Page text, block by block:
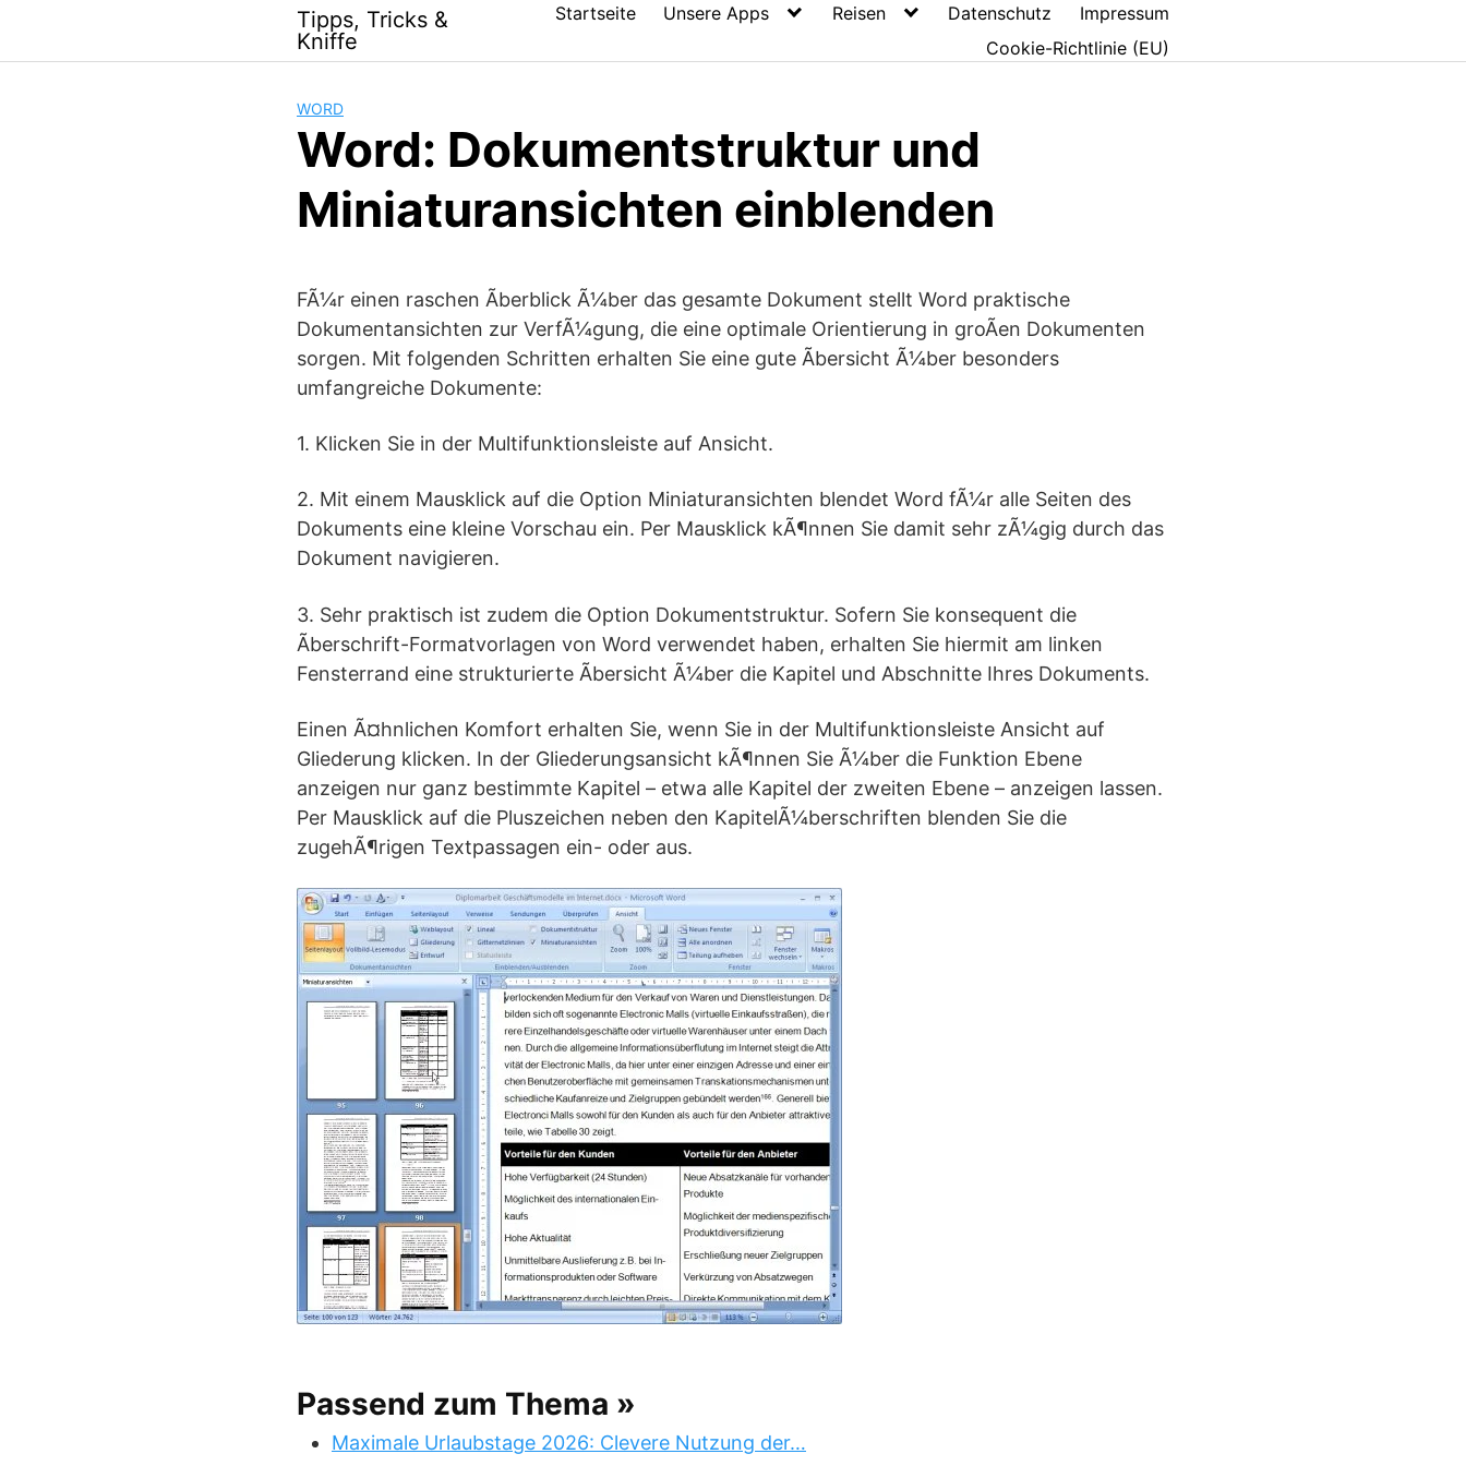
content
Tipps, Tricks &
Kniffe
Startseite Unsere Apps Reisen Datenschutz
Impressum
Cookie-Richtlinie (EU)
WORD
Word: Dokumentstruktur und
Miniaturansichten einblenden
FÃ¼r einen raschen Ãberblick Ã¼ber das gesamte Dokument stellt Word praktische
Dokumentansichten zur VerfÃ¼gung, die eine optimale Orientierung in groÃen Dokumenten
sorgen. Mit folgenden Schritten erhalten Sie eine gute Ãbersicht Ã¼ber besonders
umfangreiche Dokumente:
1. Klicken Sie in der Multifunktionsleiste auf Ansicht.
2. Mit einem Mausklick auf die Option Miniaturansichten blendet Word fÃ¼r alle Seiten des
Dokuments eine kleine Vorschau ein. Per Mausklick kÃ¶nnen Sie damit sehr zÃ¼gig durch das
Dokument navigieren.
3. Sehr praktisch ist zudem die Option Dokumentstruktur. Sofern Sie konsequent die
Ãberschrift-Formatvorlagen von Word verwendet haben, erhalten Sie hiermit am linken
Fensterrand eine strukturierte Ãbersicht Ã¼ber die Kapitel und Abschnitte Ihres Dokuments.
Einen Ã¤hnlichen Komfort erhalten Sie, wenn Sie in der Multifunktionsleiste Ansicht auf
Gliederung klicken. In der Gliederungsansicht kÃ¶nnen Sie Ã¼ber die Funktion Ebene
anzeigen nur ganz bestimmte Kapitel – etwa alle Kapitel der zweiten Ebene – anzeigen lassen.
Per Mausklick auf die Pluszeichen neben den KapitelÃ¼berschriften blenden Sie die
zugehÃ¶rigen Textpassagen ein- oder aus.
Passend zum Thema »
Maximale Urlaubstage 2026: Clevere Nutzung der…